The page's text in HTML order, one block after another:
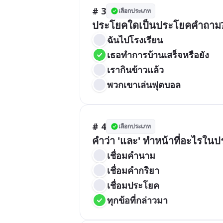
# 3 เลือกประเภท
ประโยคใดเป็นประโยคคำถาม
ฉันไปโรงเรียน
เธอทำการบ้านเสร็จหรือยัง
เรากินข้าวแล้ว
พวกเขาเล่นฟุตบอล
# 4 เลือกประเภท
คำว่า 'และ' ทำหน้าที่อะไรในป
เชื่อมคำนาม
เชื่อมคำกริยา
เชื่อมประโยค
ทุกข้อที่กล่าวมา